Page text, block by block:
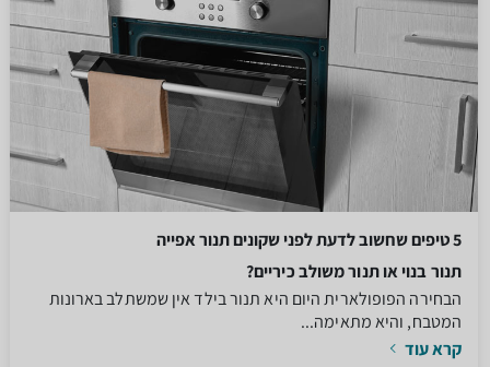
5 טיפים שחשוב לדעת לפני שקונים תנור אפייה
תנור בנוי או תנור משולב כיריים?
הבחירה הפופולארית היום היא תנור בילד אין שמשתלב בארונות
המטבח, והיא מתאימה...
קרא עוד